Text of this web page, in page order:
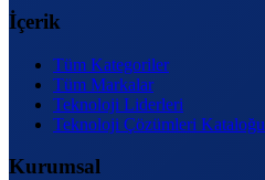
İçerik
Tüm Kategoriler
Tüm Markalar
Teknoloji Liderleri
Teknoloji Çözümleri Kataloğu
Kurumsal